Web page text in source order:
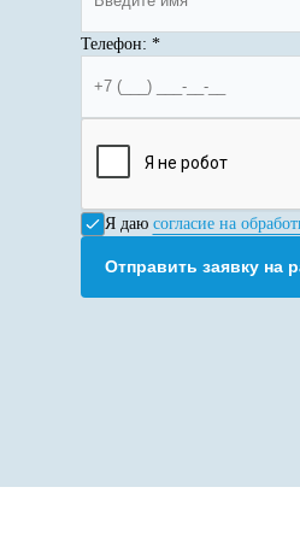
Телефон: *
Я даю согласие на
Отправить заявку на